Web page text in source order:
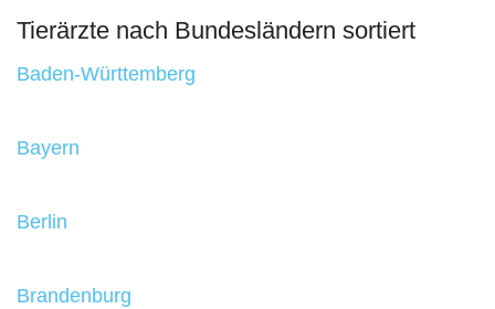
Tierärzte nach Bundesländern sortiert
Baden-Württemberg
Bayern
Berlin
Brandenburg